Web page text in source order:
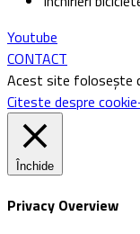
Youtube
CONTACT
Acest site folosește
Citeste despre
Închide
Privacy Overview